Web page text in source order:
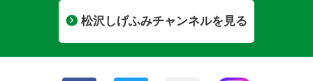
松沢しげふみチャンネルを見る